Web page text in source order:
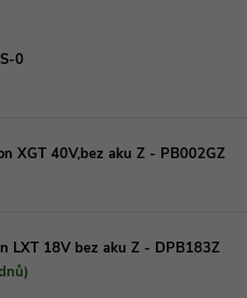
0
XGT 40V,bez aku Z - PB002GZ
LXT 18V bez aku Z - DPB183Z